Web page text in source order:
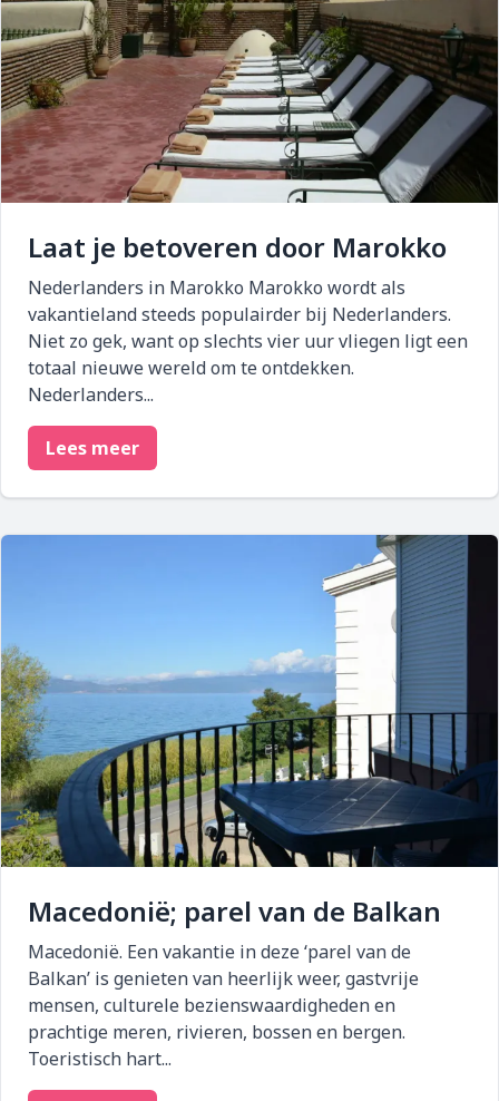
Laat je betoveren door Marokko
Nederlanders in Marokko Marokko wordt als
vakantieland steeds populairder bij Nederlanders.
Niet zo gek, want op slechts vier uur vliegen ligt een
totaal nieuwe wereld om te ontdekken.
Nederlanders...
Lees meer
Macedonië; parel van de Balkan
Macedonië. Een vakantie in deze ‘parel van de
Balkan’ is genieten van heerlijk weer, gastvrije
mensen, culturele bezienswaardigheden en
prachtige meren, rivieren, bossen en bergen.
Toeristisch hart...